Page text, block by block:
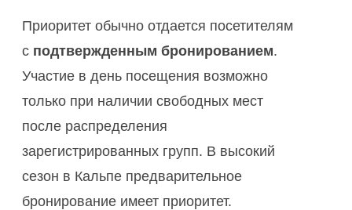
Приоритет обычно отдается посетителям
с подтвержденным бронированием.
Участие в день посещения возможно
только при наличии свободных мест
после распределения
зарегистрированных групп. В высокий
сезон в Кальпе предварительное
бронирование имеет приоритет.